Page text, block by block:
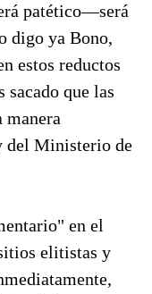
patético—será
digo ya Bono,
estos reductos
sacado que las
manera
del Ministerio de
en el
elitistas y